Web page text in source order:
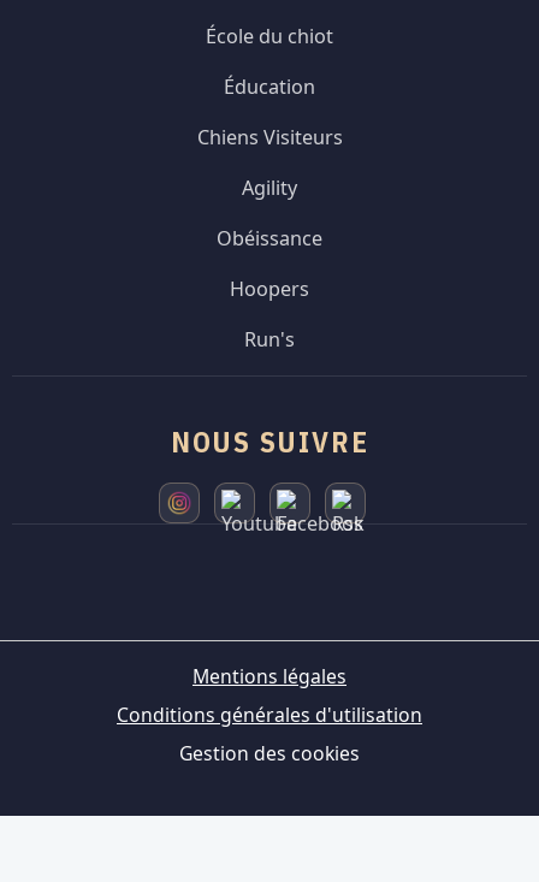
École du chiot
Éducation
Chiens Visiteurs
Agility
Obéissance
Hoopers
Run's
NOUS SUIVRE
Mentions légales
Conditions générales d'utilisation
Gestion des cookies